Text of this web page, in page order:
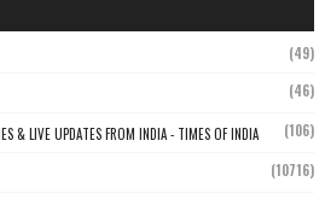
(49)
(46)
& LIVE UPDATES FROM INDIA - TIMES OF INDIA (106)
(10716)